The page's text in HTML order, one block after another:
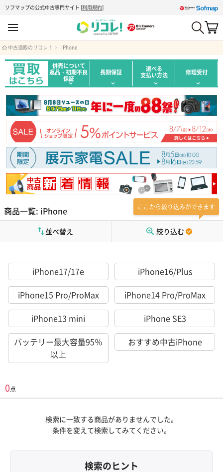
ソフマップの公式中古専門サイト [利用規約]
中古通販のリコレ！ iPhone
併売について
返品・初期不良
保証
長期保証 選べる
支払い方法 修理受付
商品一覧: iPhone ここから絞り込みができます
絞り込む
並べ替え
iPhone17/17e
iPhone16/Plus
iPhone15 Pro/ProMax
iPhone14 Pro/ProMax
iPhone13 mini
iPhone SE3
バッテリー最大容量95％
以上
おすすめ中古iPhone
0点
検索に一致する商品がありませんでした。
条件を変えて検索してみてください。
検索のヒント